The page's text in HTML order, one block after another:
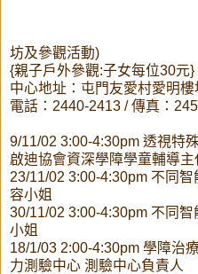
坊及參觀活動)
{親子戶外參觀:子女每位30元}
中心地址：屯門友愛村愛明
電話：2440-2413 / 傳真：
9/11/02 3:00-4:30pm 透視特
啟迪協會資深學障學童輔導主
23/11/02 3:00-4:30pm 不同
容小姐
30/11/02 3:00-4:30pm 不同
小姐
18/1/03 2:00-4:30pm 學障治
力測驗中心 測驗中心負責人